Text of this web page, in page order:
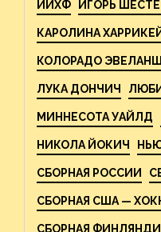
ИИХФ ИГОРЬ
КАРОЛИНА
КОЛОРАДО ЭВЕЛАНШ
ЛУКА ДОНЧИЧ
МИННЕСОТА УАЙЛД
НИКОЛА ЙОКИЧ
СБОРНАЯ РОССИИ
СБОРНАЯ США —
СБОРНАЯ